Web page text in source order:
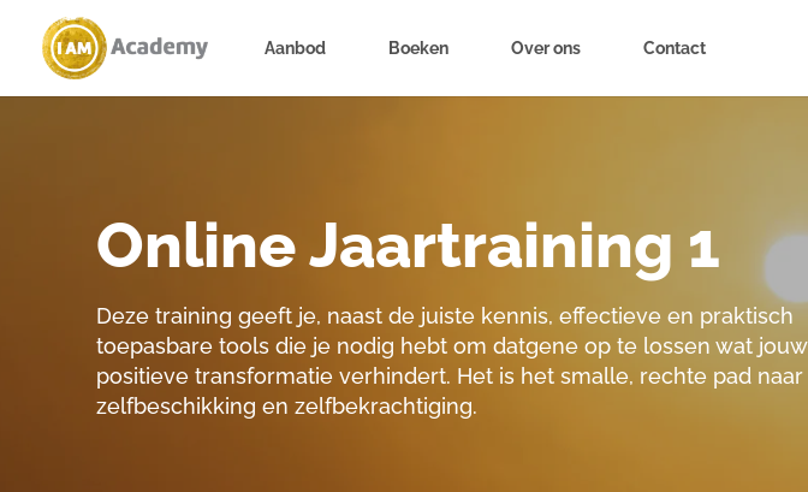
Aanbod Boeken Over ons Contact
Online Jaartraining 1
Deze training geeft je, naast de juiste kennis, effectieve en praktisch
toepasbare tools die je nodig hebt om datgene op te lossen wat jouw
positieve transformatie verhindert. Het is het smalle, rechte pad naar
zelfbeschikking en zelfbekrachtiging.